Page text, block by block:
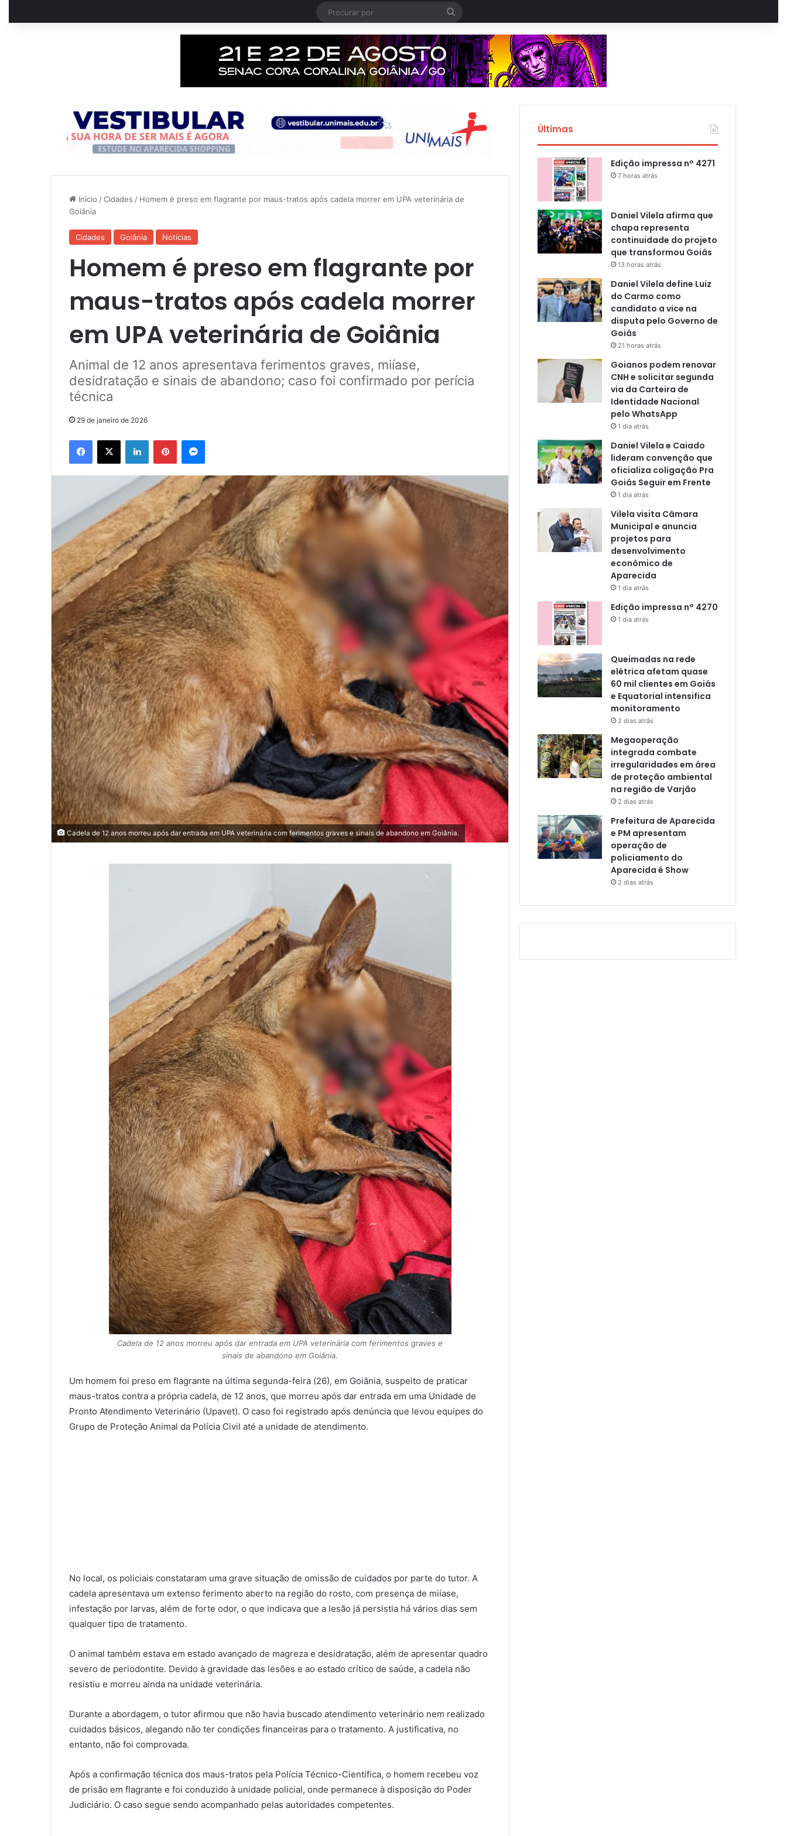
Procurar
por
Início /Cidades / Homem é preso em flagrante por maus-tratos após cadela morrer em UPA veterinária de
Goiânia
Cidades Goiânia Notícias
Homem é preso em flagrante por
maus-tratos após cadela morrer
em UPA veterinária de Goiânia
Animal de 12 anos apresentava ferimentos graves, miíase,
desidratação e sinais de abandono; caso foi confirmado por perícia
técnica
29 de janeiro de 2026
Facebook
X LinkedinPinterestMessenger
Cadela de 12 anos morreu após dar entrada em UPA veterinária com ferimentos graves e sinais de abandono em Goiânia.
Cadela de 12 anos morreu após dar entrada em UPA veterinária com ferimentos graves e
sinais de abandono em Goiânia.
Um homem foi preso em flagrante na última segunda-feira (26), em Goiânia, suspeito de praticar
maus-tratos contra a própria cadela, de 12 anos, que morreu após dar entrada em uma Unidade de
Pronto Atendimento Veterinário (Upavet). O caso foi registrado após denúncia que levou equipes do
Grupo de Proteção Animal da Polícia Civil até a unidade de atendimento.
No local, os policiais constataram uma grave situação de omissão de cuidados por parte do tutor. A
cadela apresentava um extenso ferimento aberto na região do rosto, com presença de miíase,
infestação por larvas, além de forte odor, o que indicava que a lesão já persistia há vários dias sem
qualquer tipo de tratamento.
O animal também estava em estado avançado de magreza e desidratação, além de apresentar quadro
severo de periodontite. Devido à gravidade das lesões e ao estado crítico de saúde, a cadela não
resistiu e morreu ainda na unidade veterinária.
Durante a abordagem, o tutor afirmou que não havia buscado atendimento veterinário nem realizado
cuidados básicos, alegando não ter condições financeiras para o tratamento. A justificativa, no
entanto, não foi comprovada.
Após a confirmação técnica dos maus-tratos pela Polícia Técnico-Científica, o homem recebeu voz
de prisão em flagrante e foi conduzido à unidade policial, onde permanece à disposição do Poder
Judiciário. O caso segue sendo acompanhado pelas autoridades competentes.
Últimas
Edição impressa n° 4271
7 horas atrás
Daniel Vilela afirma que
chapa representa
continuidade do projeto
que transformou Goiás
13 horas atrás
Daniel Vilela define Luiz
do Carmo como
candidato a vice na
disputa pelo Governo de
Goiás
21 horas atrás
Goianos podem renovar
CNH e solicitar segunda
via da Carteira de
Identidade Nacional
pelo WhatsApp
1 dia atrás
Daniel Vilela e Caiado
lideram convenção que
oficializa coligação Pra
Goiás Seguir em Frente
1 dia atrás
Vilela visita Câmara
Municipal e anuncia
projetos para
desenvolvimento
econômico de
Aparecida
1 dia atrás
Edição impressa n° 4270
1 dia atrás
Queimadas na rede
elétrica afetam quase
60 mil clientes em Goiás
e Equatorial intensifica
monitoramento
2 dias atrás
Megaoperação
integrada combate
irregularidades em área
de proteção ambiental
na região de Varjão
2 dias atrás
Prefeitura de Aparecida
e PM apresentam
operação de
policiamento do
Aparecida é Show
2 dias atrás